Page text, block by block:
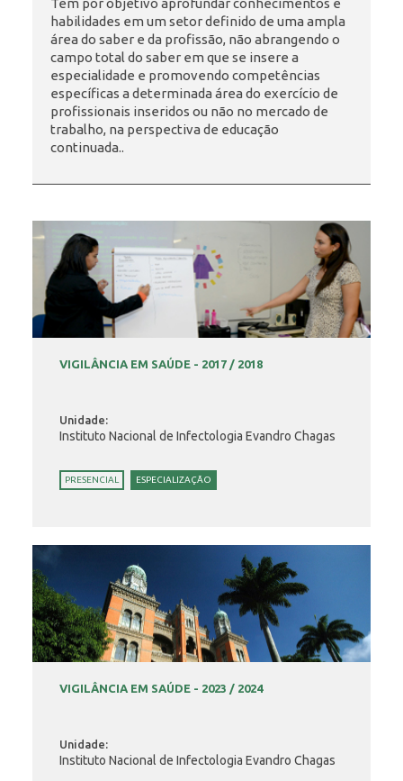
INSCRIÇÃO E SELEÇÃO
CONTATO
Tem por objetivo aprofundar conhecimentos e
habilidades em um setor definido de uma ampla
área do saber e da profissão, não abrangendo o
campo total do saber em que se insere a
especialidade e promovendo competências
específicas a determinada área do exercício de
profissionais inseridos ou não no mercado de
trabalho, na perspectiva de educação
continuada..
VIGILÂNCIA EM SAÚDE - 2017 / 2018
Unidade:
Instituto Nacional de Infectologia Evandro Chagas
PRESENCIAL ESPECIALIZAÇÃO
VIGILÂNCIA EM SAÚDE - 2023 / 2024
Unidade:
Instituto Nacional de Infectologia Evandro Chagas